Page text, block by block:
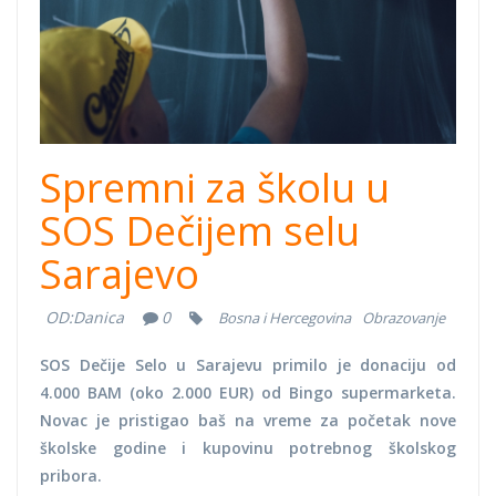
Spremni za školu u
SOS Dečijem selu
Sarajevo
OD:Danica 0 Bosna i Hercegovina Obrazovanje
SOS Dečije Selo u Sarajevu primilo je donaciju od
4.000 BAM (oko 2.000 EUR) od Bingo supermarketa.
Novac je pristigao baš na vreme za početak nove
školske godine i kupovinu potrebnog školskog
pribora.